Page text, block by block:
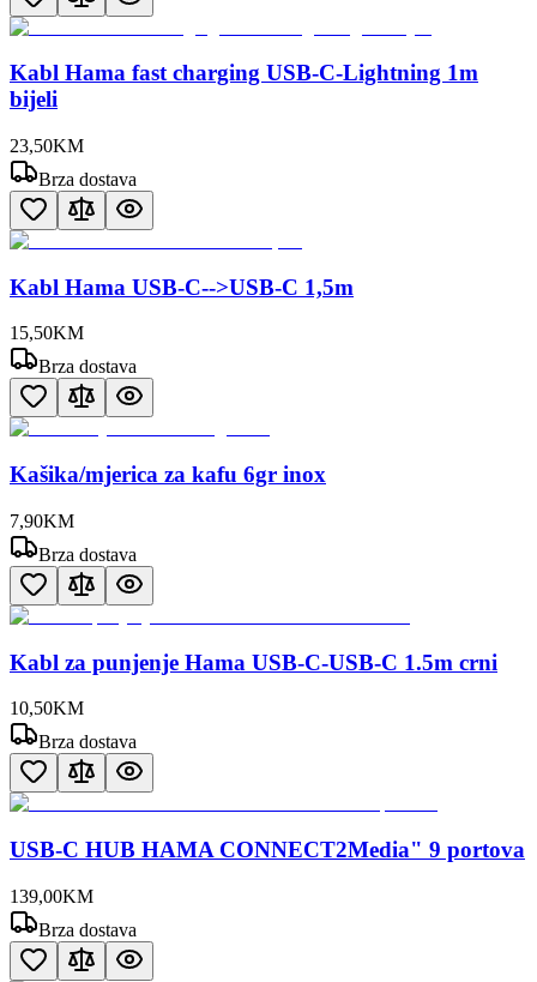
Kabl Hama fast charging USB-C-Lightning 1m
bijeli
23,50KM
Brza dostava
Kabl Hama USB-C-->USB-C 1,5m
15,50KM
Brza dostava
Kašika/mjerica za kafu 6gr inox
7,90KM
Brza dostava
Kabl za punjenje Hama USB-C-USB-C 1.5m crni
10,50KM
Brza dostava
USB-C HUB HAMA CONNECT2Media" 9 portova
139,00KM
Brza dostava